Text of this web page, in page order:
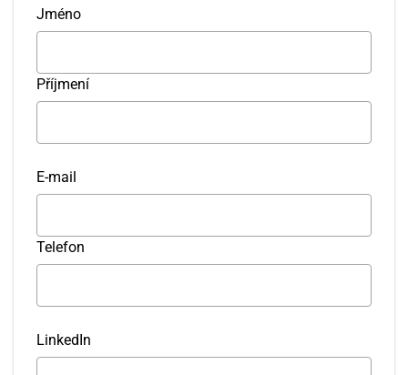
Jméno
Příjmení
E-mail
Telefon
LinkedIn